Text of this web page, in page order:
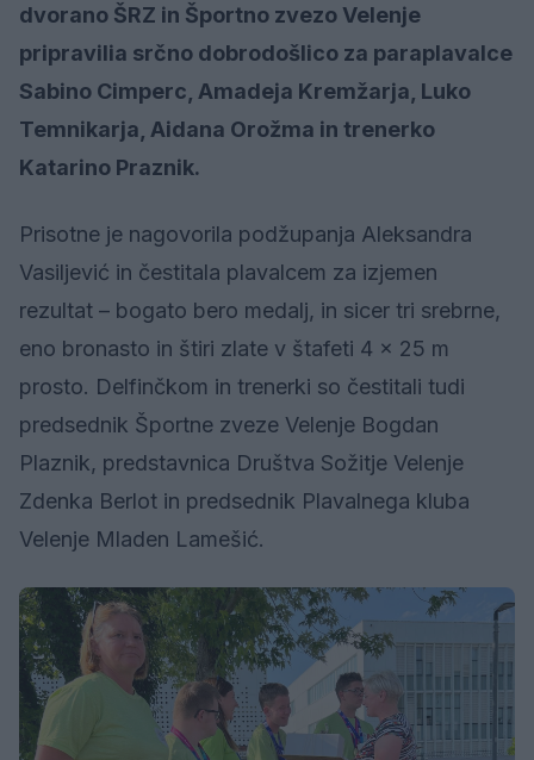
dvorano ŠRZ in Športno zvezo Velenje
pripravilia srčno dobrodošlico za paraplavalce
Sabino Cimperc, Amadeja Kremžarja, Luko
Temnikarja, Aidana Orožma in trenerko
Katarino Praznik.
Prisotne je nagovorila podžupanja Aleksandra
Vasiljević in čestitala plavalcem za izjemen
rezultat – bogato bero medalj, in sicer tri srebrne,
eno bronasto in štiri zlate v štafeti 4 x 25 m
prosto. Delfinčkom in trenerki so čestitali tudi
predsednik Športne zveze Velenje Bogdan
Plaznik, predstavnica Društva Sožitje Velenje
Zdenka Berlot in predsednik Plavalnega kluba
Velenje Mladen Lamešić.